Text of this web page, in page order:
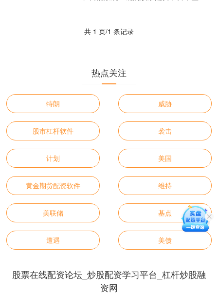
共 1 页/1 条记录
热点关注
特朗 威胁
股市杠杆软件 袭击
计划 美国
黄金期货配资软件 维持
美联储 基点
遭遇 美债
股票在线配资论坛_炒股配资学习平台_杠杆炒股融
资网